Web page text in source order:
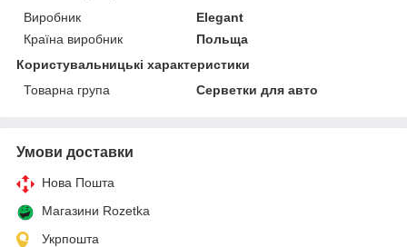
Виробник
Elegant
Країна виробник
Польща
Користувальницькі характеристики
Товарна група
Серветки для авто
Умови доставки
Нова Пошта
Магазини Rozetka
Укрпошта